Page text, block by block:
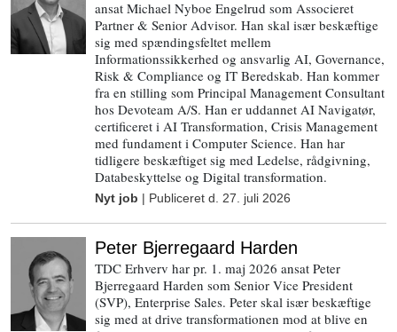
ansat Michael Nyboe Engelrud som Associeret
Partner & Senior Advisor. Han skal især beskæftige
sig med spændingsfeltet mellem
Informationssikkerhed og ansvarlig AI, Governance,
Risk & Compliance og IT Beredskab. Han kommer
fra en stilling som Principal Management Consultant
hos Devoteam A/S. Han er uddannet AI Navigatør,
certificeret i AI Transformation, Crisis Management
med fundament i Computer Science. Han har
tidligere beskæftiget sig med Ledelse, rådgivning,
Databeskyttelse og Digital transformation.
Nyt job | Publiceret d. 27. juli 2026
Peter Bjerregaard Harden
TDC Erhverv har pr. 1. maj 2026 ansat Peter
Bjerregaard Harden som Senior Vice President
(SVP), Enterprise Sales. Peter skal især beskæftige
sig med at drive transformationen mod at blive en